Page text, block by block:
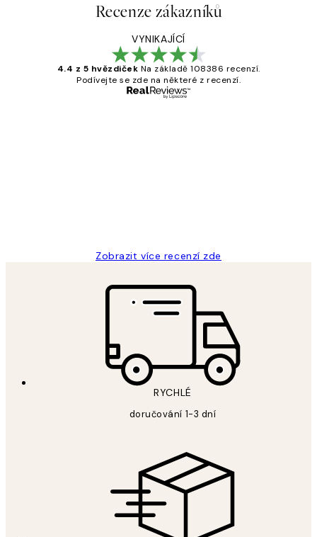
Recenze zákazníků
VYNIKAJÍCÍ
4.4 z 5 hvězdiček Na základě 108386 recenzí.
Podívejte se zde na některé z recenzí.
Zobrazit více recenzí zde
RYCHLÉ
doručování 1-3 dní